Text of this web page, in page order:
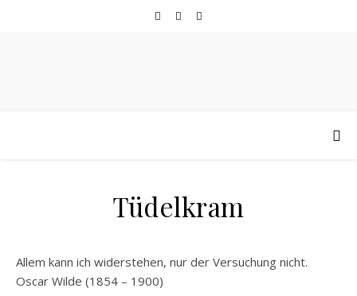
Tüdelkram
Allem kann ich widerstehen, nur der Versuchung nicht.
Oscar Wilde (1854 – 1900)